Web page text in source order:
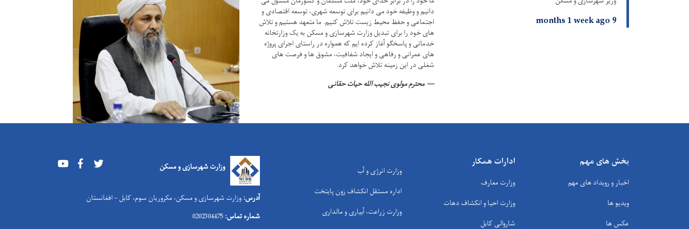
9 months 1 week ago
دانیم و وظیفه خود می دانیم برای توسعه شهری، توسعه اقتصادی و
اجتماعی و حفظ محیط زیست تلاش کنیم. ما متعهد هستیم و تلاش
های خود را برای تبدیل وزارت شهرسازی و مسکن به یک وزارتخانه
خدماتی و پاسخگو آغاز کرده ایم که همواره در راستای اجرای پروژه
های عمرانی و رفاهی و ایجاد شفافیت، مشوق ها و فرصت های
شغلی در این زمینه تلاش خواهد کرد.
محترم مولوی نجیب الله حیات حقانی
بخش های مهم
اخبار و رویداد های مهم
ویدیو ها
عکس ها
ادارات همکار
وزارت معارف
وزارت احیا و انکشاف دهات
شاروالی کابل
وزارت انرژی و آب
اداره مستقل انکشاف زون پایتخت
وزارت زراعت، آبیاری و مالداری
وزارت شهرسازی و مسکن Youtube Facebook
آدرس: وزارت شهرسازی و مسکن، مکروریان سوم، کابل – افغانستان
شماره تماس: